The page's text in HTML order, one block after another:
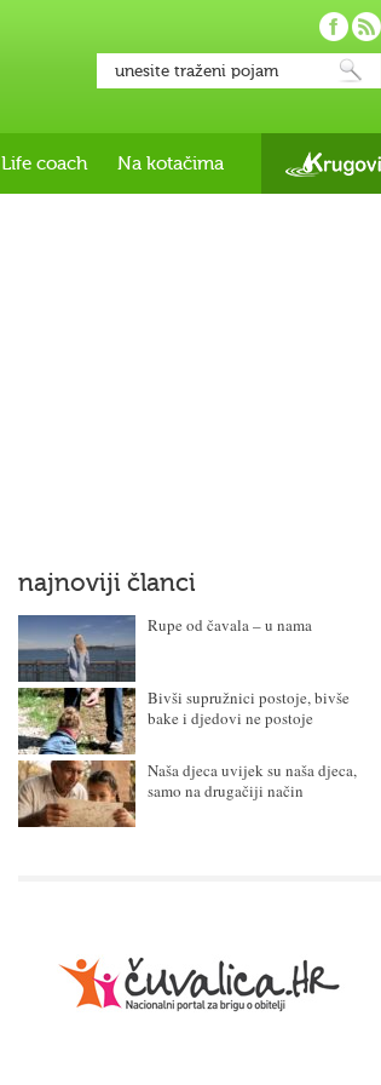
Life coach Na kotačima
najnoviji članci
Rupe od čavala – u nama
Bivši supružnici postoje, bivše
bake i djedovi ne postoje
Naša djeca uvijek su naša djeca,
samo na drugačiji način